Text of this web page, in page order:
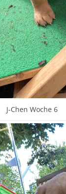
J-Chen Woche 6